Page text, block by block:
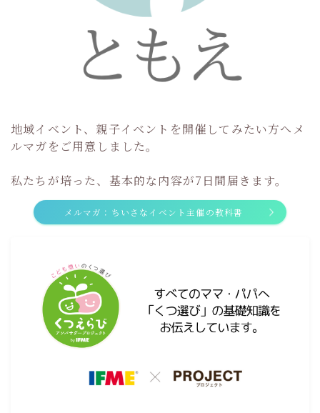
地域イベント、親子イベントを開催してみたい方へメ
ルマガをご用意しました。
私たちが培った、基本的な内容が7日間届きます。
メルマガ：ちいさなイベント主催の教科書